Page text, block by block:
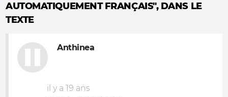
AUTOMATIQUEMENT FRANÇAIS", DANS LE
TEXTE
Anthinea
il y a 19 ans